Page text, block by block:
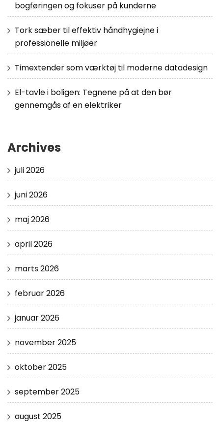
bogføringen og fokuser på kunderne
Tork sæber til effektiv håndhygiejne i
professionelle miljøer
Timextender som værktøj til moderne datadesign
El-tavle i boligen: Tegnene på at den bør
gennemgås af en elektriker
Archives
juli 2026
juni 2026
maj 2026
april 2026
marts 2026
februar 2026
januar 2026
november 2025
oktober 2025
september 2025
august 2025